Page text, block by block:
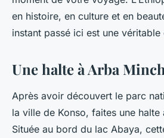
en histoire, en culture et en
instant passé ici est une
Une halte à Arba Minch
Après avoir découvert le parc
la ville de Konso, faites une halte
Située au bord du lac Abaya,